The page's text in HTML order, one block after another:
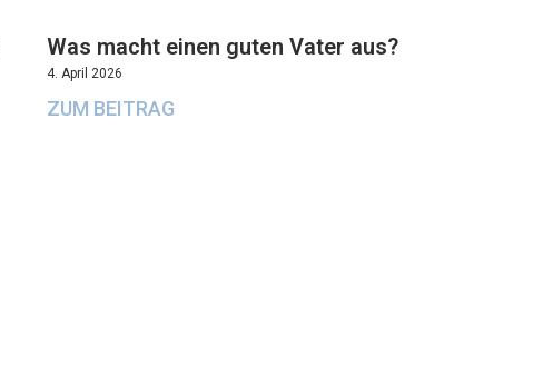
Was macht einen guten Vater aus?
4. April 2026
ZUM BEITRAG